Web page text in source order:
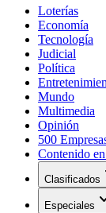
Loterías
Economía
Tecnología
Judicial
Política
Mundo
Multimedia
Opinión
500
Contenido
Clasificados
Especiales